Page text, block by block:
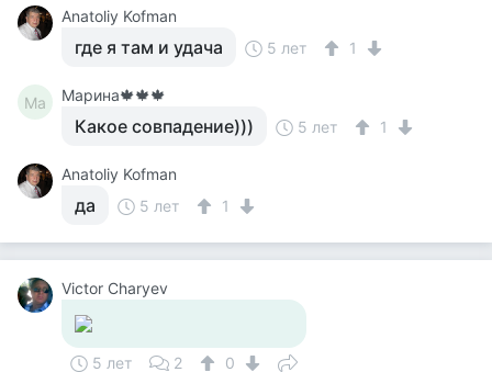
Anatoliy Kofman
где я там и удача 5 лет 1
Ма Марина🍁🍁🍁
Какое совпадение))) 5 лет 1
Anatoliy Kofman
да 5 лет 1
Victor Charyev
5 лет 2 0